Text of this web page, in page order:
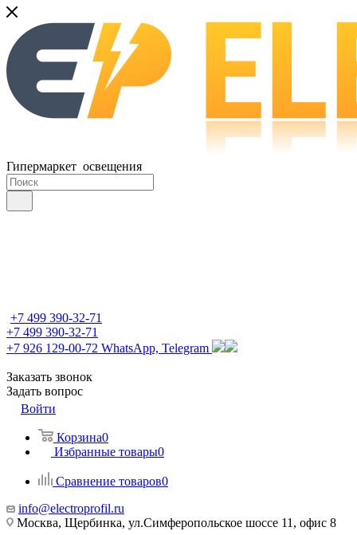
Гипермаркет освещения
+7 499 390-32-71
+7 499 390-32-71
+7 926 129-00-72 WhatsApp, Telegram
Заказать звонок
Задать вопрос
Войти
Корзина0
Избранные товары0
Сравнение товаров0
info@electroprofil.ru
Москва, Щербинка, ул.Симферопольское шоссе 11, офис 8